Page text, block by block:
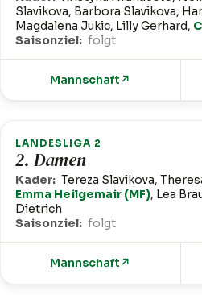
Slavikova, Barbora Slavikova,
Magdalena Jukic, Lilly Gerhard,
Saisonziel: folgt
Mannschaft ↗
LANDESLIGA 2
2. Damen
Kader: Tereza Slavikova,
Emma Heilgemair (MF), Lea
Dietrich
Saisonziel: folgt
Mannschaft ↗